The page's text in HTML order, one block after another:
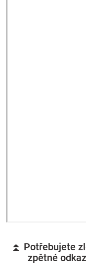
⏫ Potřebujete
zpětné